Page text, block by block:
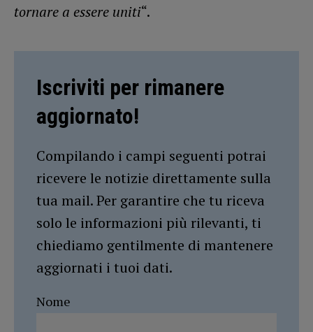
tornare a essere uniti“.
Iscriviti per rimanere
aggiornato!
Compilando i campi seguenti potrai
ricevere le notizie direttamente sulla
tua mail. Per garantire che tu riceva
solo le informazioni più rilevanti, ti
chiediamo gentilmente di mantenere
aggiornati i tuoi dati.
Nome